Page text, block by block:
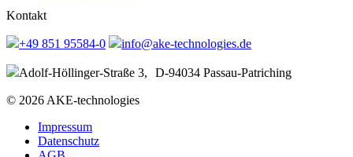
Kontakt
+49 851 95584-0 info@ake-technologies.de
Adolf-Höllinger-Straße 3, D-94034 Passau-Patriching
© 2026 AKE-technologies
Impressum
Datenschutz